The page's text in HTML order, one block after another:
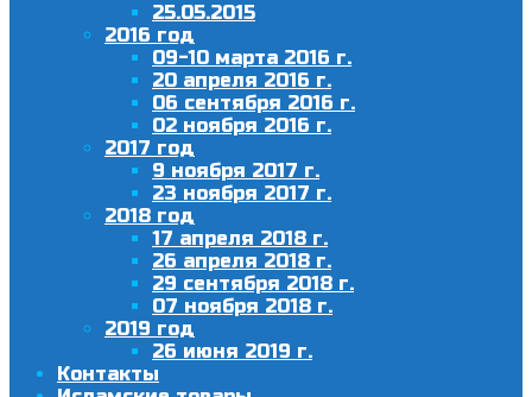
25.05.2015
2016 год
09-10 марта 2016 г.
20 апреля 2016 г.
06 сентября 2016 г.
02 ноября 2016 г.
2017 год
9 ноября 2017 г.
23 ноября 2017 г.
2018 год
17 апреля 2018 г.
26 апреля 2018 г.
29 сентября 2018 г.
07 ноября 2018 г.
2019 год
26 июня 2019 г.
Контакты